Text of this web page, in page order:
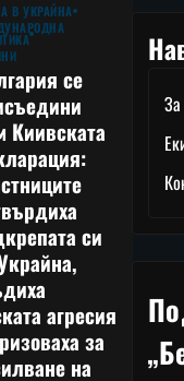
В УКРАЙНА
се
Киивската
си
агресия
за
на